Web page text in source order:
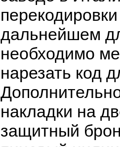
дальнейшем
необходимо
нарезать код
накладки на
защитный